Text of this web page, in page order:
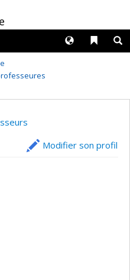
Liens
Langues
Modifier son profil